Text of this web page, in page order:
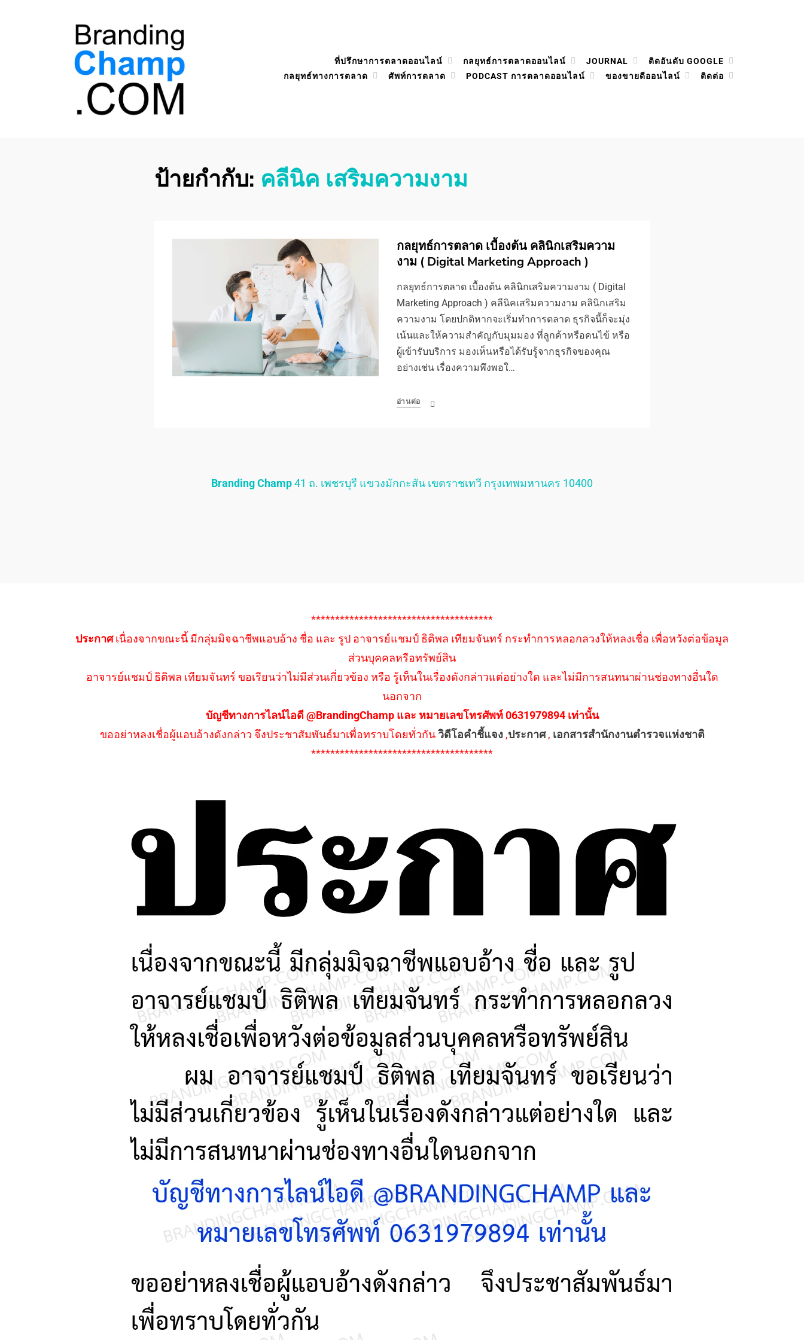
ที่ปรึกษาการตลาดออนไลน์ กลยุทธ์การตลาดออนไลน์ JOURNAL
ติดอันดับ GOOGLE
กลยุทธ์ทางการตลาด
ศัพท์การตลาด PODCAST การตลาดออนไลน์ ของขายดีออนไลน์ ติดต่อ
ป้ายกำกับ: คลีนิค เสริมความงาม
กลยุทธ์การตลาด เบื้องต้น คลินิกเสริมความ
งาม ( Digital Marketing Approach )
กลยุทธ์การตลาด เบื้องต้น คลินิกเสริมความงาม ( Digital
Marketing Approach ) คลีนิคเสริมความงาม คลินิกเสริม
ความงาม โดยปกติหากจะเริ่มทำการตลาด ธุรกิจนี้ก็จะมุ่ง
เน้นและให้ความสำคัญกับมุมมอง ที่ลูกค้าหรือคนไข้ หรือ
ผู้เข้ารับบริการ มองเห็นหรือได้รับรู้จากธุรกิจของคุณ
อย่างเช่น เรื่องความพึงพอใ…
อ่านต่อ
Branding Champ41 ถ. เพชรบุรี แขวงมักกะสัน เขตราชเทวี กรุงเทพมหานคร 10400
**************************************
ประกาศเนื่องจากขณะนี้ มีกลุ่มมิจฉาชีพแอบอ้าง ชื่อ และ รูป อาจารย์แชมป์ ธิติพล เทียมจันทร์ กระทำการหลอกลวงให้หลงเชื่อ เพื่อหวังต่อข้อมูล
ส่วนบุคคลหรือทรัพย์สิน
อาจารย์แชมป์ ธิติพล เทียมจันทร์ ขอเรียนว่าไม่มีส่วนเกี่ยวข้อง หรือ รู้เห็นในเรื่องดังกล่าวแต่อย่างใด และไม่มีการสนทนาผ่านช่องทางอื่นใด
นอกจาก
บัญชีทางการไลน์ไอดี @BrandingChamp และ หมายเลขโทรศัพท์ 0631979894 เท่านั้น
ขออย่าหลงเชื่อผู้แอบอ้างดังกล่าว จึงประชาสัมพันธ์มาเพื่อทราบโดยทั่วกันวิดีโอคำชี้แจง,ประกาศ, เอกสารสำนักงานตำรวจแห่งชาติ
**************************************